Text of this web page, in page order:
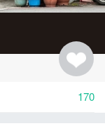
170